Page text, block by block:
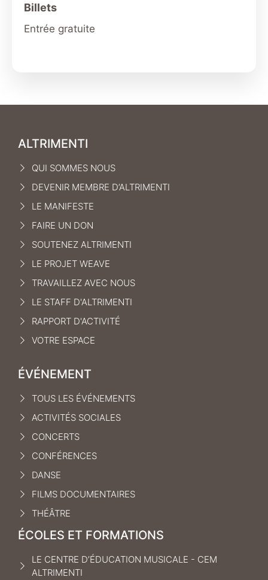
Billets
Entrée gratuite
ALTRIMENTI
QUI SOMMES NOUS
DEVENIR MEMBRE D’ALTRIMENTI
LE MANIFESTE
FAIRE UN DON
SOUTENEZ ALTRIMENTI
LE PROJET WEAVE
TRAVAILLEZ AVEC NOUS
LE STAFF D'ALTRIMENTI
RAPPORT D'ACTIVITÉ
VOTRE ESPACE
ÉVÉNEMENT
TOUS LES ÉVÉNEMENTS
ACTIVITÉS SOCIALES
CONCERTS
CONFÉRENCES
DANSE
FILMS DOCUMENTAIRES
THÉÂTRE
ÉCOLES ET FORMATIONS
LE CENTRE D’ÉDUCATION MUSICALE - CEM
ALTRIMENTI